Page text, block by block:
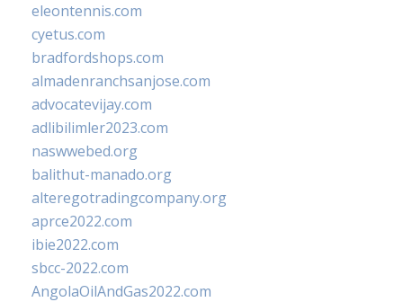
eleontennis.com
cyetus.com
bradfordshops.com
almadenranchsanjose.com
advocatevijay.com
adlibilimler2023.com
naswwebed.org
balithut-manado.org
alteregotradingcompany.org
aprce2022.com
ibie2022.com
sbcc-2022.com
AngolaOilAndGas2022.com